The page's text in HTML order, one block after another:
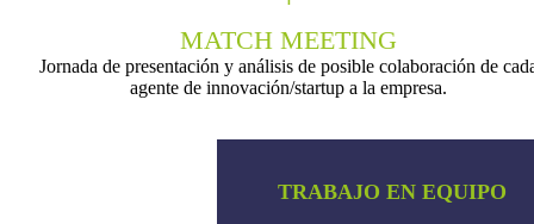
MATCH MEETING
Jornada de presentación y análisis de posible colaboración de
agente de innovación/startup a la empresa.
TRABAJO EN EQUIPO